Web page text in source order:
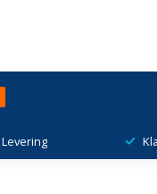
Levering